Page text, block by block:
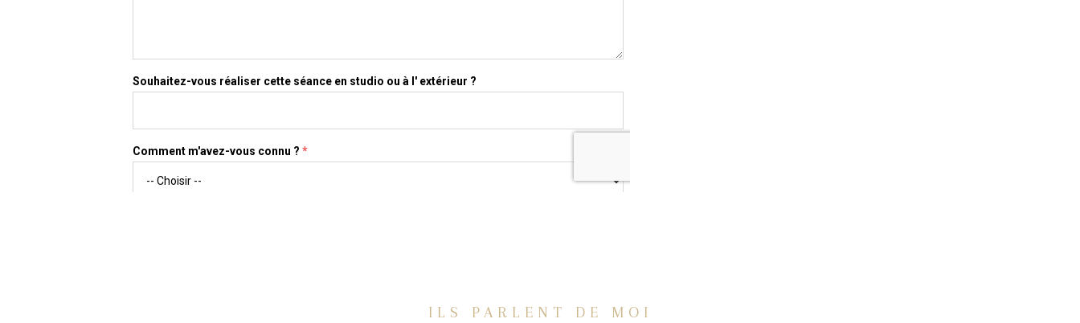
ILS PARLENT DE MOI